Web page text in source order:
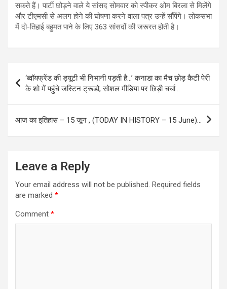
सकते हैं। पार्टी छोड़ने वाले ये सांसद सोमवार को स्पीकर ओम बिरला से मिलेंगे
और टीएमसी से अलग होने की घोषणा करने वाला पत्र उन्हें सौंपेंगे। लोकसभा
में दो-तिहाई बहुमत पाने के लिए 363 सांसदों की जरूरत होती है।
navigation
‘ब्वॉयफ्रेंड की ड्यूटी भी निभानी पड़ती है…’ कनाडा का मैच छोड़ कैटी पेरी
के शो में पहुंचे जस्टिन ट्रूडो, सोशल मीडिया पर छिड़ी चर्चा…
आज का इतिहास – 15 जून , (TODAY IN HISTORY – 15 June)…
Leave a Reply
Your email address will not be published. Required fields
are marked *
Comment *